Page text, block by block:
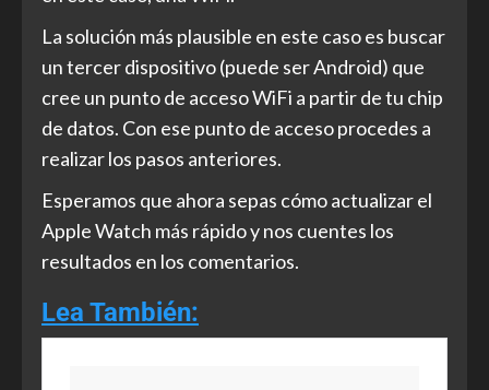
La solución más plausible en este caso es buscar
un tercer dispositivo (puede ser Android) que
cree un punto de acceso WiFi a partir de tu chip
de datos. Con ese punto de acceso procedes a
realizar los pasos anteriores.
Esperamos que ahora sepas cómo actualizar el
Apple Watch más rápido y nos cuentes los
resultados en los comentarios.
Lea También: